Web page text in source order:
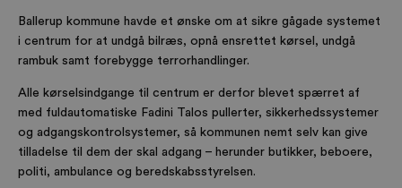
Ballerup kommune havde et ønske om at sikre gågade systemet
i centrum for at undgå bilræs, opnå ensrettet kørsel, undgå
rambuk samt forebygge terrorhandlinger.
Alle kørselsindgange til centrum er derfor blevet spærret af
med fuldautomatiske Fadini Talos pullerter, sikkerhedssystemer
og adgangskontrolsystemer, så kommunen nemt selv kan give
tilladelse til dem der skal adgang – herunder butikker, beboere,
politi, ambulance og beredskabsstyrelsen.